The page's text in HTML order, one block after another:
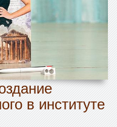
в институте